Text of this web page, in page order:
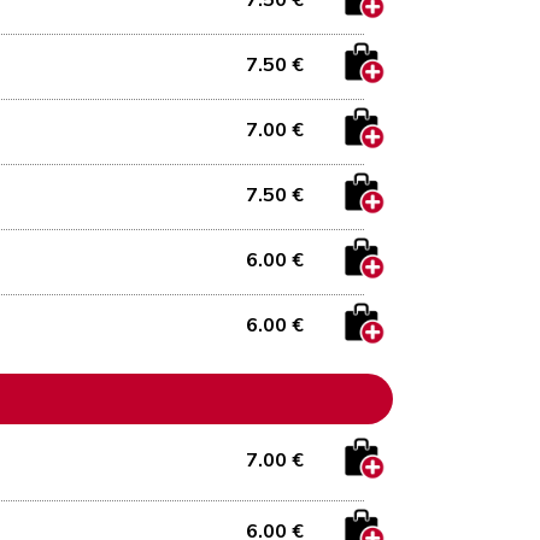
7.50 €
7.00 €
7.50 €
6.00 €
6.00 €
7.00 €
6.00 €